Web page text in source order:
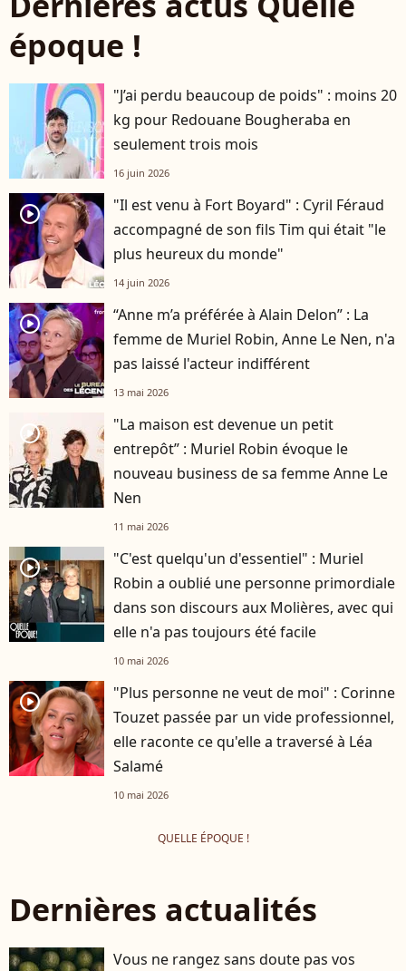
époque !
"J’ai perdu beaucoup de poids" : moins 20
kg pour Redouane Bougheraba en
seulement trois mois
16 juin 2026
player2
"Il est venu à Fort Boyard" : Cyril Féraud
accompagné de son fils Tim qui était "le
plus heureux du monde"
14 juin 2026
player2
“Anne m’a préférée à Alain Delon” : La
femme de Muriel Robin, Anne Le Nen, n'a
pas laissé l'acteur indifférent
13 mai 2026
player2
"La maison est devenue un petit
entrepôt” : Muriel Robin évoque le
nouveau business de sa femme Anne Le
Nen
11 mai 2026
player2
"C'est quelqu'un d'essentiel" : Muriel
Robin a oublié une personne primordiale
dans son discours aux Molières, avec qui
elle n'a pas toujours été facile
10 mai 2026
player2
"Plus personne ne veut de moi" : Corinne
Touzet passée par un vide professionnel,
elle raconte ce qu'elle a traversé à Léa
Salamé
10 mai 2026
QUELLE ÉPOQUE !
Dernières actualités
Vous ne rangez sans doute pas vos